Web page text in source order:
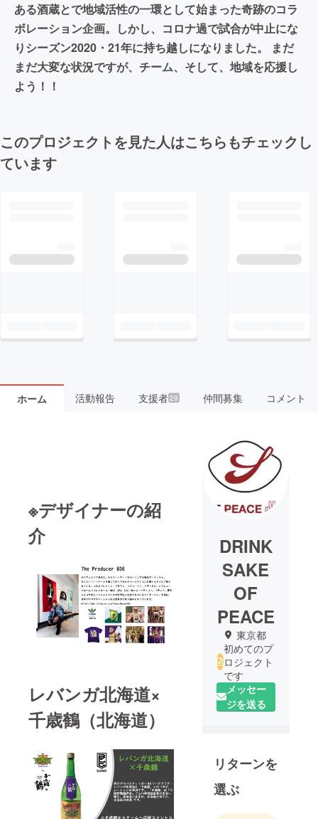
ある酒蔵とで地域活性の一環として始まった奇跡のコラ
ボレーション企画。しかし、コロナ過で試合が中止にな
りシーズン2020・21年に持ち越しになりました。 まだ
まだ大変な状況ですが、チーム、そして、地域を応援し
よう！！
このプロジェクトを見た人はこちらもチェックし
ています
ホーム 活動報告 支援者29 仲間募集 コメント
※デザイナーの紹
介
レバンガ北海道×
千歳鶴（北海道）
DRINK
SAKE
OF
PEACE
東京都
初めてのプ
ロジェクト
です
メッセー
ジを送る
リターンを
選ぶ